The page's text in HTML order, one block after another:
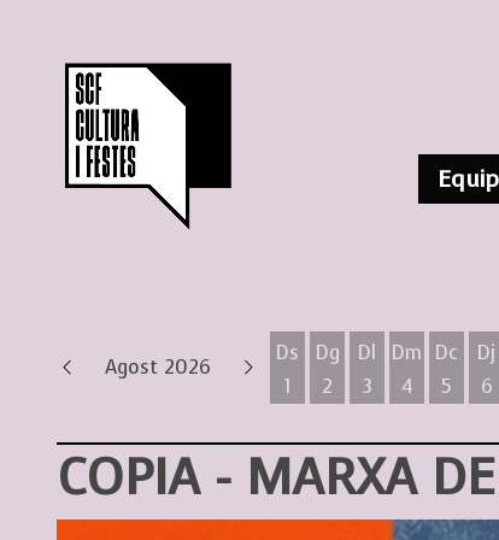
Agost 2026
Ds
1
Dg
2
Dl
3
Dm
4
Dc
5
Dj
6
COPIA - MARXA